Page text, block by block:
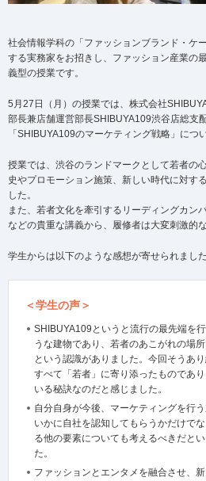
社会情報学科の「ファッションブランド・ケ
する実務家をお招きし、ファッション産業の
義型の授業です。
5月27日（月）の授業では、株式会社
部長兼店舗運営部長SHIBUYA109渋谷店総
「SHIBUYA109のマーケティング戦略」につ
授業では、渋谷のランドマークとして若者の
史やプロモーション施策、新しい時代に対す
した。
また、若者文化を牽引するリーディングカン
などの貴重な講義から、履修者は大変刺激的
学生からは以下のような感想が寄せられました
＜学生の声＞
SHIBUYA109というと流行の最先端を
うな建物であり、若者のあこがれの場
という認識がありました。今回そうあ
すべて「若者」に寄り添ったものであ
いる秘訣なのだと感じました。
自分自身が今後、マーケティングを行
いかに自社を認知してもらうかだけで
る他の要素についても考えるべきだと
た。
ファッションとエンタメを融合させ、